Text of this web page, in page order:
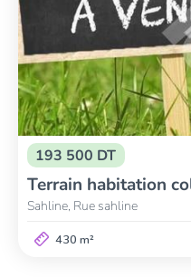
193 500 DT
Terrain habitation
Sahline, Rue sahline
430 m²